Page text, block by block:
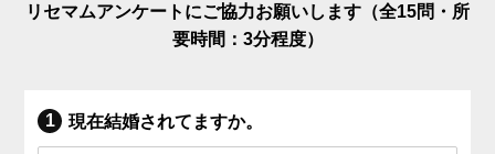
リセマムアンケートにご協力お願いします（全15問・所
要時間：3分程度）
現在結婚されてますか。